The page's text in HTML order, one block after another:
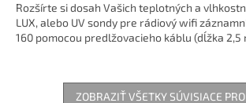
Rozšírte si dosah Vašich teplotných a
LUX, alebo UV sondy pre rádiový wifi
160 pomocou predlžovacieho káblu (dĺžka 2,5
ZOBRAZIŤ VŠETKY SÚVISIACE